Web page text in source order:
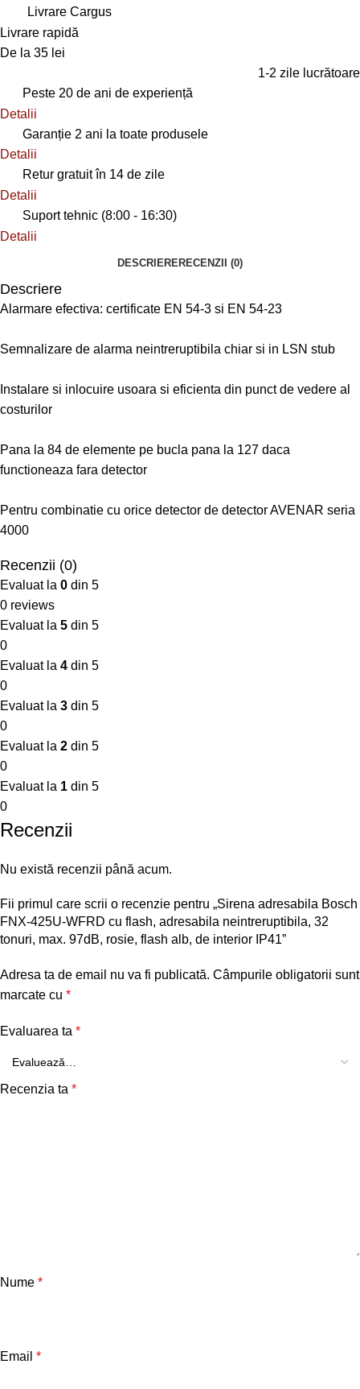
Livrare Cargus
Livrare rapidă
De la 35 lei
1-2 zile lucrătoare
Peste 20 de ani de experiență
Detalii
Garanție 2 ani la toate produsele
Detalii
Retur gratuit în 14 de zile
Detalii
Suport tehnic (8:00 - 16:30)
Detalii
DESCRIERERECENZII (0)
Descriere
Alarmare efectiva: certificate EN 54-3 si EN 54-23
Semnalizare de alarma neintreruptibila chiar si in LSN stub
Instalare si inlocuire usoara si eficienta din punct de vedere al
costurilor
Pana la 84 de elemente pe bucla pana la 127 daca
functioneaza fara detector
Pentru combinatie cu orice detector de detector AVENAR seria
4000
Recenzii (0)
Evaluat la 0 din 5
0 reviews
Evaluat la 5 din 5
0
Evaluat la 4 din 5
0
Evaluat la 3 din 5
0
Evaluat la 2 din 5
0
Evaluat la 1 din 5
0
Recenzii
Nu există recenzii până acum.
Fii primul care scrii o recenzie pentru „Sirena adresabila Bosch
FNX-425U-WFRD cu flash, adresabila neintreruptibila, 32
tonuri, max. 97dB, rosie, flash alb, de interior IP41”
Adresa ta de email nu va fi publicată. Câmpurile obligatorii sunt
marcate cu *
Evaluarea ta *
Recenzia ta *
Nume *
Email *